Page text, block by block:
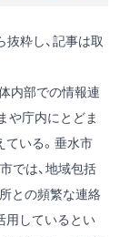
粋し、記事は取
内部での情報連
や庁内にとどま
ている。垂水市
では、地域包括
との頻繁な連絡
用しているとい